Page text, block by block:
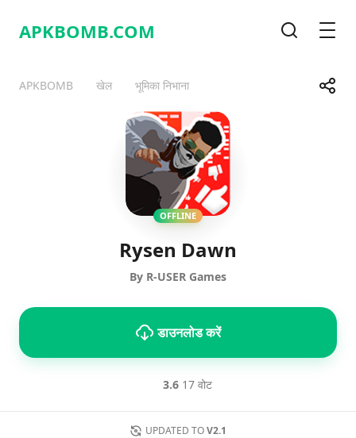
APKBOMB.COM
APKBOMB खेल भूमिका निभाना साझा
TelegramFacebook
OFFLINE
Rysen Dawn
By R-USER Games
डाउनलोड करें
3.6 17 वोट
UPDATED TO V2.1